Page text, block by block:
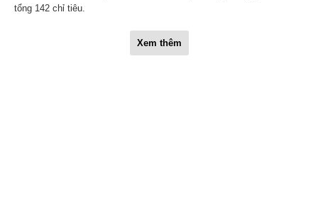
tổng 142 chỉ tiêu.
Xem thêm